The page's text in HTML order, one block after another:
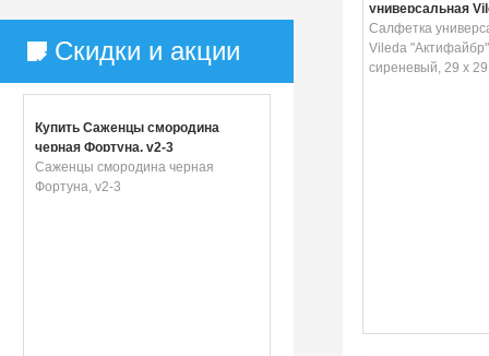
Скидки и акции
Купить Саженцы смородина
черная Фортуна, v2-3
Саженцы смородина черная
Фортуна, v2-3
универсальная
"Актифайбр",
сиреневый, 29 х
Салфетка
Vileda
сиреневый, 29 х